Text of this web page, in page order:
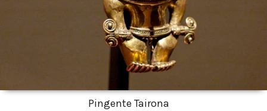
Pingente Tairona